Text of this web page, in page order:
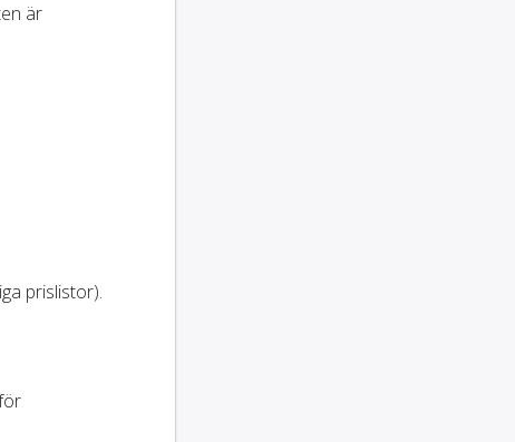
är
prislistor).